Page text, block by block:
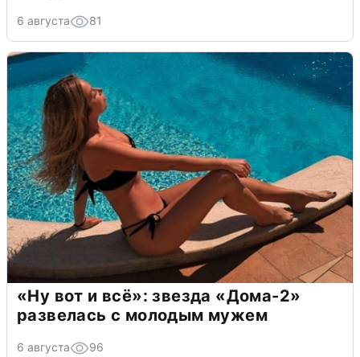
6 августа 81
«Ну вот и всё»: звезда «Дома-2»
развелась с молодым мужем
6 августа 96